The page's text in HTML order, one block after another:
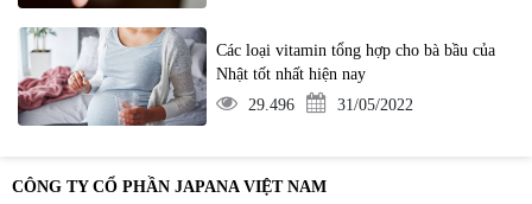
Các loại vitamin tổng hợp cho bà bầu của
Nhật tốt nhất hiện nay
29.496
31/05/2022
CÔNG TY CỔ PHẦN JAPANA VIỆT NAM